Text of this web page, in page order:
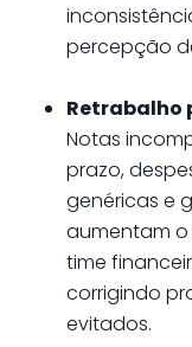
percepção
Retrabalho
Notas
prazo,
genéricas e
aumentam o
time
corrigindo
evitados.